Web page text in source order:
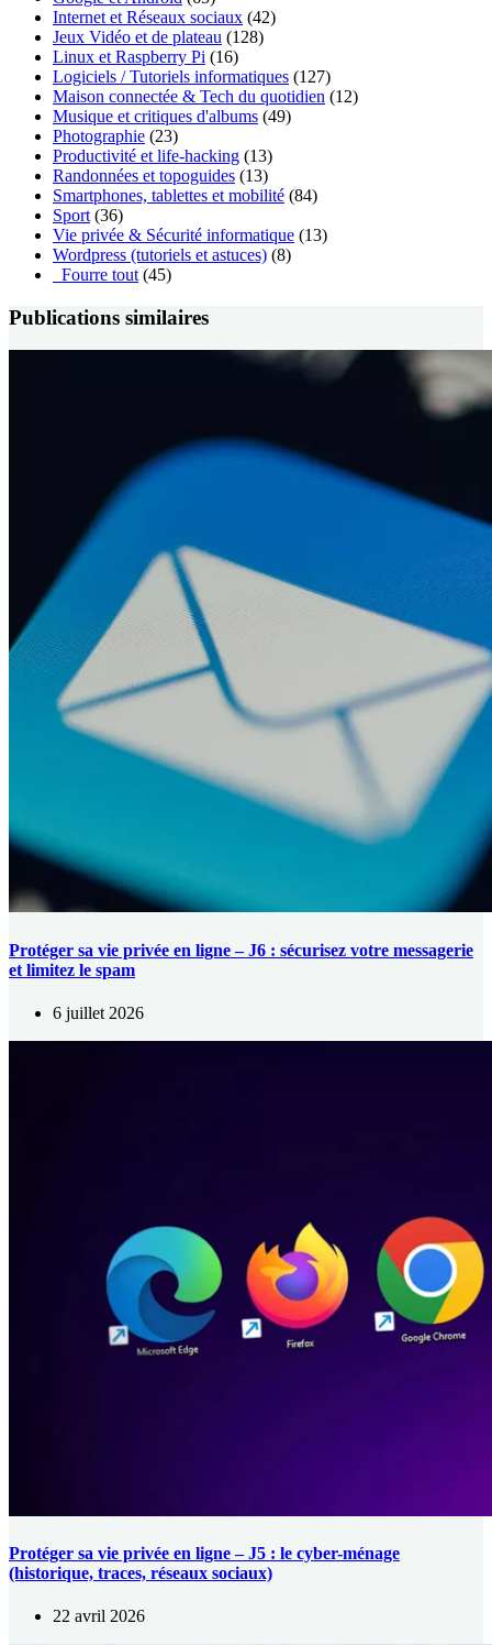
Internet et Réseaux sociaux (42)
Jeux Vidéo et de plateau (128)
Linux et Raspberry Pi (16)
Logiciels / Tutoriels informatiques (127)
Maison connectée & Tech du quotidien (12)
Musique et critiques d'albums (49)
Photographie (23)
Productivité et life-hacking (13)
Randonnées et topoguides (13)
Smartphones, tablettes et mobilité (84)
Sport (36)
Vie privée & Sécurité informatique (13)
Wordpress (tutoriels et astuces) (8)
_Fourre tout (45)
Publications similaires
Protéger sa vie privée en ligne – J6 : sécurisez votre messagerie
et limitez le spam
6 juillet 2026
Protéger sa vie privée en ligne – J5 : le cyber-ménage
(historique, traces, réseaux sociaux)
22 avril 2026